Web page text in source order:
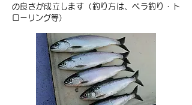
の良さが成立します（釣り方は、ペラ釣り・ト
ローリング等）